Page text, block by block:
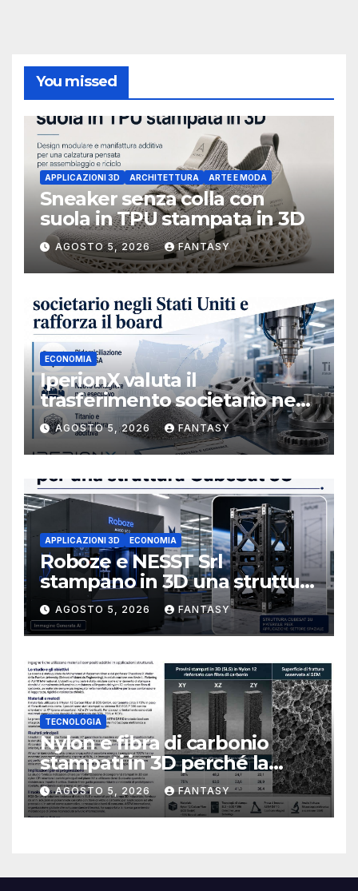
You missed
APPLICAZIONI 3D ARCHITETTURA ARTE E MODA
Sneaker senza colla con
suola in TPU stampata in 3D
AGOSTO 5, 2026 FANTASY
ECONOMIA
IperionX valuta il
trasferimento societario negli
Stati Uniti e rafforza il board,
ha nominato Michael J.
Loparco amministratore
indipendente non esecutivo
AGOSTO 5, 2026 FANTASY
APPLICAZIONI 3D ECONOMIA
Roboze e NESST Srl
stampano in 3D una struttura
CubeSat 3U in Carbon PEEK
AGOSTO 5, 2026 FANTASY
TECNOLOGIA
Nylon e fibra di carbonio
stampati in 3D perché la
resistenza agli urti dipende
dal processo
AGOSTO 5, 2026 FANTASY